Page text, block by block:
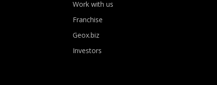
Work with us
Franchise
Geox.biz
Investors